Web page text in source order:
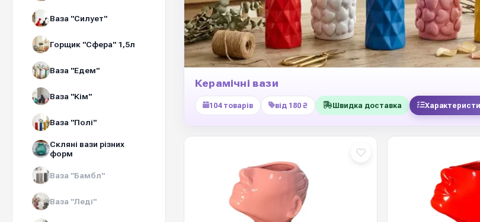
Ваза "Силует"
Горщик "Сфера" 1,5л
Ваза "Едем"
Ваза "Кім"
Ваза "Полі"
Скляні вази різних
форм
Ваза "Бамбл"
Ваза "Леді"
Керамічні вази
104 товарів від 180 ₴ Швидка доставка